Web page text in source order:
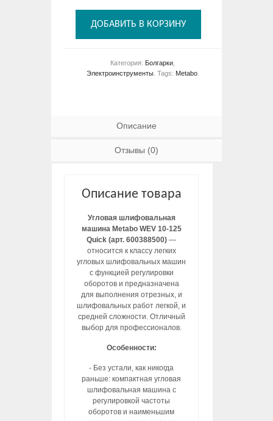
ДОБАВИТЬ В КОРЗИНУ
Категория: Болгарки
Электроинструменты. Tags: Metabo.
Описание
Отзывы (0)
Описание товара
Угловая шлифовальная
машина Metabo WEV 10-125
Quick (арт. 600388500) —
относится к классу легких
угловых шлифовальных машин
с функцией регулировки
оборотов и предназначена
для выполнения отрезных, и
шлифовальных работ легкой, и
средней сложности. Отличный
выбор для профессионалов.
Особенности:
- Без устали, как никогда
раньше: компактная угловая
шлифовальная машина с
регулировкой частоты
оборотов и наименьшим